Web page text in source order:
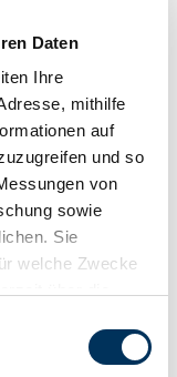
Daten
Ihre
mithilfe
auf
und so
von
sowie
Sie
welche Zwecke